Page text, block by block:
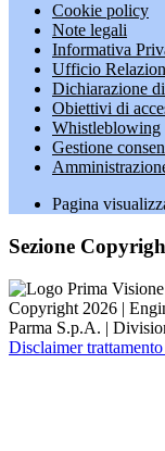
Cookie policy
Note legali
Informativa
Ufficio
Dichiarazione
Obiettivi di
Whistleblowing
Gestione
Pagina
Sezione
Copyright 2026 |
Parma S.p.A. |
Disclaimer